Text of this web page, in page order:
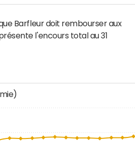
Barfleur doit rembourser aux
l'encours total au 31